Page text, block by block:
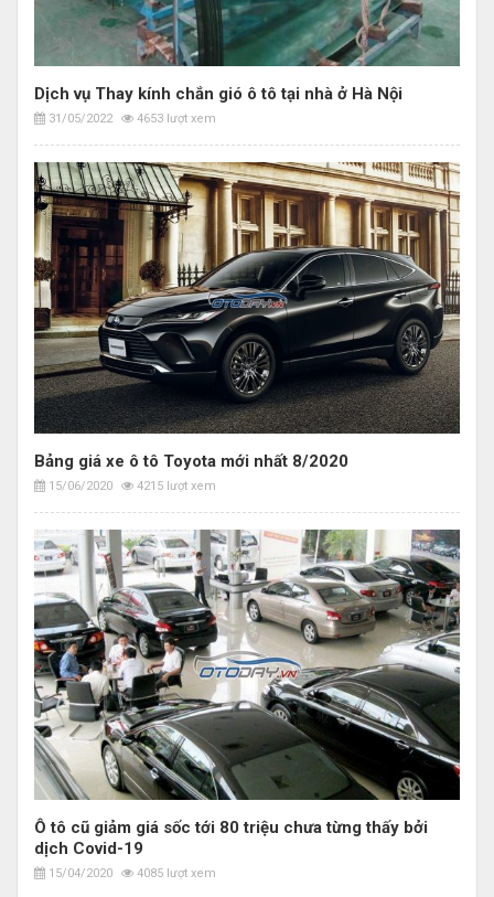
Dịch vụ Thay kính chắn gió ô tô tại nhà ở Hà Nội
31/05/2022 4653 lượt xem
Bảng giá xe ô tô Toyota mới nhất 8/2020
15/06/2020 4215 lượt xem
Ô tô cũ giảm giá sốc tới 80 triệu chưa từng thấy bởi
dịch Covid-19
15/04/2020 4085 lượt xem